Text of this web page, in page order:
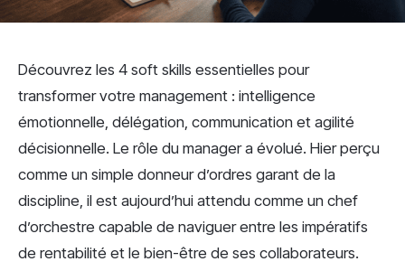
Découvrez les 4 soft skills essentielles pour
transformer votre management : intelligence
émotionnelle, délégation, communication et agilité
décisionnelle. Le rôle du manager a évolué. Hier perçu
comme un simple donneur d’ordres garant de la
discipline, il est aujourd’hui attendu comme un chef
d’orchestre capable de naviguer entre les impératifs
de rentabilité et le bien-être de ses collaborateurs.